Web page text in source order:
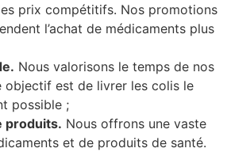
prix compétitifs. Nos promotions
l’achat de médicaments plus
Nous valorisons le temps de nos
objectif est de livrer les colis le
possible ;
produits. Nous offrons une vaste
et de produits de santé.